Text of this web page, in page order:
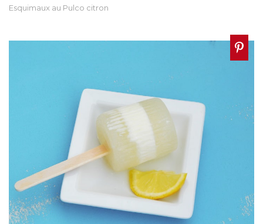
Esquimaux au Pulco citron